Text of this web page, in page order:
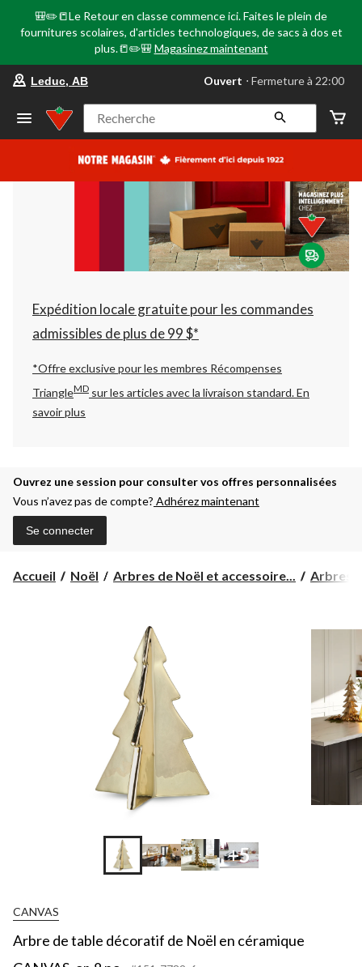
🎒✏️📒Le Retour en classe commence ici. Faites le plein de
fournitures scolaires, d'articles technologiques, de sacs à dos et
plus.📒✏️🎒 Magasinez maintenant
votre
préféré
Leduc,
AB,
courament
Fermeture
à
22:00
cliquer
pour
changer
Leduc, AB Ouvert ⋅ Fermeture à 22:00
Recherche
Expédition locale gratuite pour les commandes
admissibles de plus de 99 $*
*Offre exclusive pour les membres Récompenses
TriangleMD sur les articles avec la livraison standard.En
savoir plus
Ouvrez une session pour consulter vos offres personnalisées
Vous n’avez pas de compte? Adhérez maintenant
Se connecter
Accueil Noël Arbres de Noël et accessoire... Arbres
+5
CANVAS
Arbre de table décoratif de Noël en céramique